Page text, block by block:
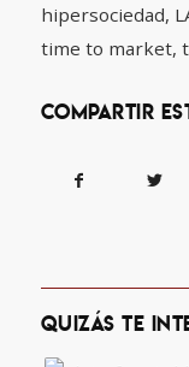
hipersociedad,
time to market,
Compartir
Quizás te